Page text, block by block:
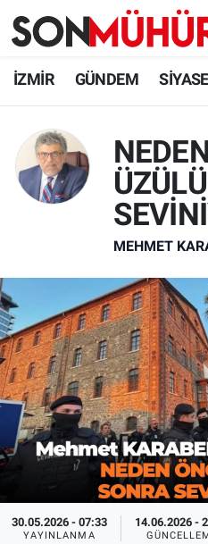
İZMİR GÜNDEM
MEHMET
30.05.2026 - 07:33
YAYINLANMA
14.06.2026 -
İzmir Nöbetçi Eczaneler
İzmir Namaz Vakitleri
İzmir Trafik Yoğunluk
Süper Lig Puan
Tüm Manşetler
Son Dakika Haberleri
Haber Arşivi